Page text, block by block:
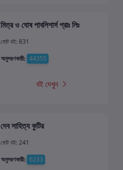
মিত্র ও ঘোষ পাবলিশার্স প্রাঃ লিঃ
মোট বই: 831
অনুসরণকারী: 44355
বই দেখুন
দেব সাহিত্য কুটির
মোট বই: 241
অনুসরণকারী: 6233